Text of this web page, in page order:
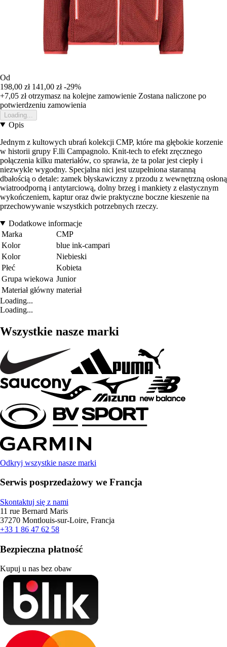
Od
198,00 zł 141,00 zł -29%
+7,05 złotrzymasz na kolejne zamowienie Zostana naliczone po
potwierdzeniu zamowienia
Loading...
Opis
Jednym z kultowych ubrań kolekcji CMP, które ma głębokie korzenie
w historii grupy F.lli Campagnolo. Knit-tech to efekt zręcznego
połączenia kilku materiałów, co sprawia, że ta polar jest ciepły i
niezwykle wygodny. Specjalna nici jest uzupełniona staranną
dbałością o detale: zamek błyskawiczny z przodu z wewnętrzną osłoną
wiatroodporną i antytarciową, dolny brzeg i mankiety z elastycznym
wykończeniem, kaptur oraz dwie praktyczne boczne kieszenie na
przechowywanie wszystkich potrzebnych rzeczy.
Dodatkowe informacje
Marka
CMP
Kolor
blue ink-campari
Kolor
Niebieski
Płeć
Kobieta
Grupa wiekowa Junior
Materiał główny materiał
Loading...
Loading...
Wszystkie nasze marki
Odkryj wszystkie nasze marki
Serwis posprzedażowy we Francja
Skontaktuj się z nami
11 rue Bernard Maris
37270 Montlouis-sur-Loire, Francja
+33 1 86 47 62 58
Bezpieczna płatność
Kupuj u nas bez obaw